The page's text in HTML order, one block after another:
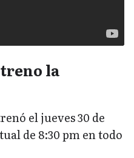
la
el jueves 30 de
de 8:30 pm en todo